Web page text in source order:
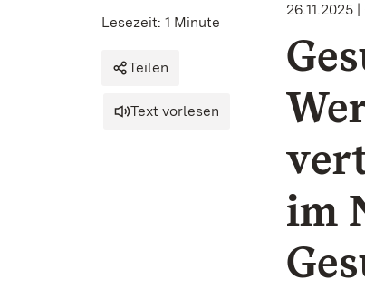
26.11.2025
im
Lesezeit: 1 Minute
Teilen
Text vorlesen